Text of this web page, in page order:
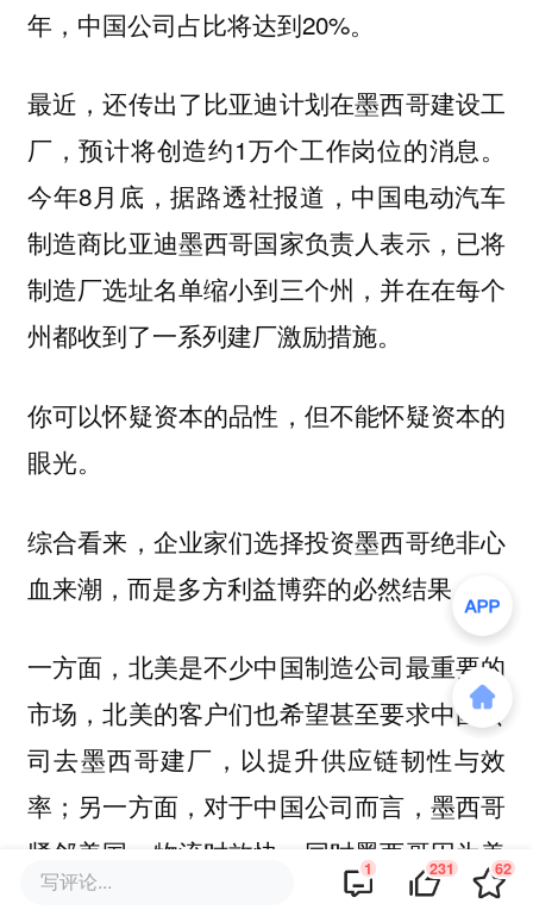
年，中国公司占比将达到20%。
最近，还传出了比亚迪计划在墨西哥建设工
厂，预计将创造约1万个工作岗位的消息。
今年8月底，据路透社报道，中国电动汽车
制造商比亚迪墨西哥国家负责人表示，已将
制造厂选址名单缩小到三个州，并在在每个
州都收到了一系列建厂激励措施。
你可以怀疑资本的品性，但不能怀疑资本的
眼光。
综合看来，企业家们选择投资墨西哥绝非心
血来潮，而是多方利益博弈的必然结果。
一方面，北美是不少中国制造公司最重要的
市场，北美的客户们也希望甚至要求中国公
司去墨西哥建厂，以提升供应链韧性与效
率；另一方面，对于中国公司而言，墨西哥
紧邻美国，物流时效快，同时墨西哥因为美
墨加贸易协定，出口北美免关税，直接省去
写评论... 1 231 62